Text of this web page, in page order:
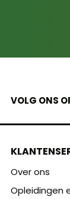
VOLG ONS
Over ons
Opleidingen